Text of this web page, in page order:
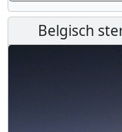
Belgisch